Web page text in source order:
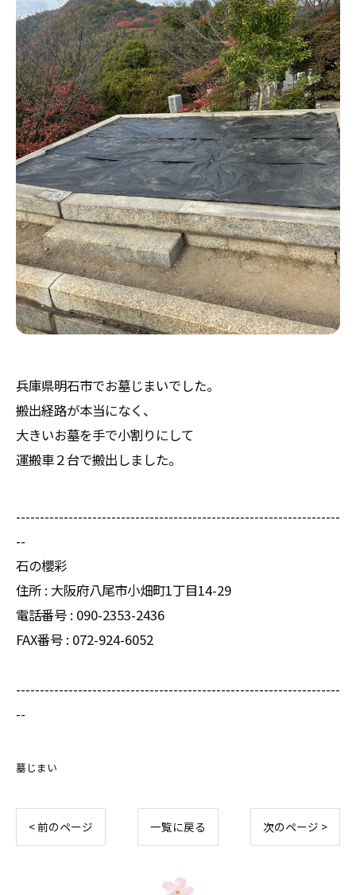
兵庫県明石市でお墓じまいでした。
搬出経路が本当になく、
大きいお墓を手で小割りにして
運搬車２台で搬出しました。
--------------------------------------------------------------------
--
石の櫻彩
住所 : 大阪府八尾市小畑町1丁目14-29
電話番号 : 090-2353-2436
FAX番号 : 072-924-6052
--------------------------------------------------------------------
--
墓じまい
< 前のページ 一覧に戻る 次のページ >